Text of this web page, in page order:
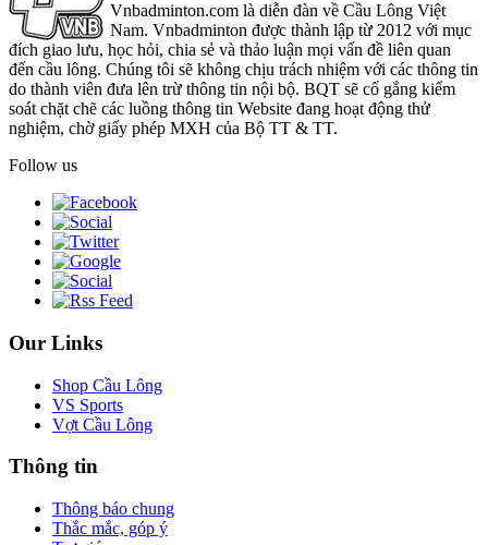
Vnbadminton.com là diễn đàn về Cầu Lông Việt
Nam. Vnbadminton được thành lập từ 2012 với mục
đích giao lưu, học hỏi, chia sẻ và thảo luận mọi vấn đề liên quan
đến cầu lông. Chúng tôi sẽ không chịu trách nhiệm với các thông tin
do thành viên đưa lên trừ thông tin nội bộ. BQT sẽ cố gắng kiểm
soát chặt chẽ các luồng thông tin Website đang hoạt động thử
nghiệm, chờ giấy phép MXH của Bộ TT & TT.
Follow us
Our Links
Shop Cầu Lông
VS Sports
Vợt Cầu Lông
Thông tin
Thông báo chung
Thắc mắc, góp ý